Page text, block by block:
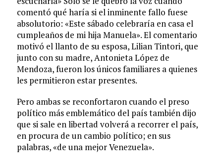
comentó qué haría si el inminente fallo fuese
absolutorio: «Este sábado celebraría en casa el
cumpleaños de mi hija Manuela». El comentario
motivó el llanto de su esposa, Lilian Tintori, que
junto con su madre, Antonieta López de
Mendoza, fueron los únicos familiares a quienes
les permitieron estar presentes.
Pero ambas se reconfortaron cuando el preso
político más emblemático del país también dijo
que si sale en libertad volverá a recorrer el país,
en procura de un cambio político; en sus
palabras, «de una mejor Venezuela».